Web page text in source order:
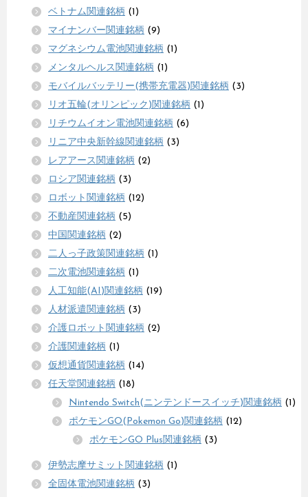
ベトナム関連銘柄 (1)
マイナンバー関連銘柄 (9)
マグネシウム電池関連銘柄 (1)
メンタルヘルス関連銘柄 (1)
モバイルバッテリー(携帯充電器)関連銘柄 (3)
リオ五輪(オリンピック)関連銘柄 (1)
リチウムイオン電池関連銘柄 (6)
リニア中央新幹線関連銘柄 (3)
レアアース関連銘柄 (2)
ロシア関連銘柄 (3)
ロボット関連銘柄 (12)
不動産関連銘柄 (5)
中国関連銘柄 (2)
二人っ子政策関連銘柄 (1)
二次電池関連銘柄 (1)
人工知能(AI)関連銘柄 (19)
人材派遣関連銘柄 (3)
介護ロボット関連銘柄 (2)
介護関連銘柄 (1)
仮想通貨関連銘柄 (14)
任天堂関連銘柄 (18)
Nintendo Switch(ニンテンドースイッチ)関連銘柄 (1)
ポケモンGO(Pokemon Go)関連銘柄 (12)
ポケモンGO Plus関連銘柄 (3)
伊勢志摩サミット関連銘柄 (1)
全固体電池関連銘柄 (3)